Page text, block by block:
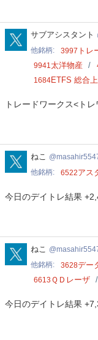
kanetoyokubo
サブアシスタント
他銘柄
3997 トレ
9941太洋物産
1684ETFS 総合
トレードワークス<ト
masahir55477400
ねこ
他銘柄
6522アス
今日のデイトレ結果
masahir55477400
ねこ
他銘柄
3628デー
6613 ＱＤレーザ
今日のデイトレ結果